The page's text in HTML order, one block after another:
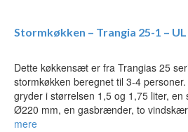
Stormkøkken – Trangia 25-1 –
Dette køkkensæt er fra Trangias 25
stormkøkken beregnet til 3-4
gryder i størrelsen 1,5 og 1,75 liter, en
Ø220 mm, en gasbrænder, to
mere